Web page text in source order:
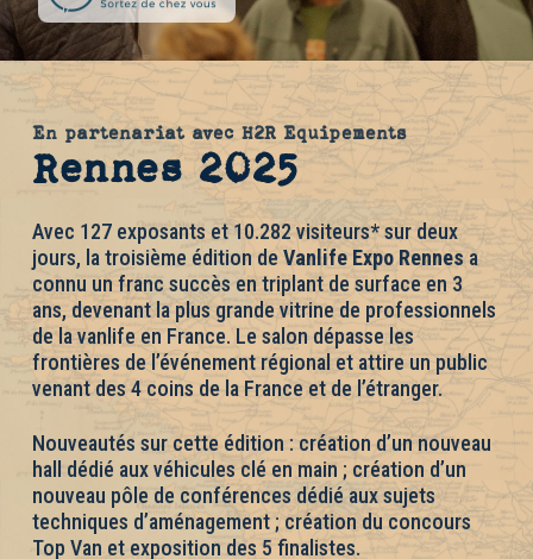
En partenariat avec H2R Equipements
Rennes 2025
Avec 127 exposants et 10.282 visiteurs* sur deux
jours, la troisième édition de Vanlife Expo Rennesa
connu un franc succès en triplant de surface en 3
ans, devenant la plus grande vitrine de professionnels
de la vanlife en France. Le salon dépasse les
frontières de l’événement régional et attire un public
venant des 4 coins de la France et de l’étranger.
Nouveautés sur cette édition : création d’un nouveau
hall dédié aux véhicules clé en main ; création d’un
nouveau pôle de conférences dédié aux sujets
techniques d’aménagement ; création du concours
Top Van et exposition des 5 finalistes.